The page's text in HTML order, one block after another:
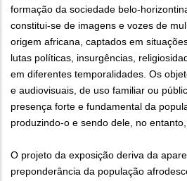
formação da sociedade belo-
constitui-se de imagens e vozes de
origem africana, captados em
lutas políticas, insurgências,
em diferentes temporalidades. Os
e audiovisuais, de uso familiar ou
presença forte e fundamental da
produzindo-o e sendo dele, no
O projeto da exposição deriva da
preponderância da população